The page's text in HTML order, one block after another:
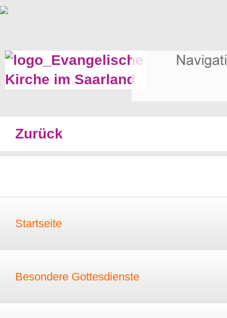
Zurück
Startseite
Besondere Gottesdienste